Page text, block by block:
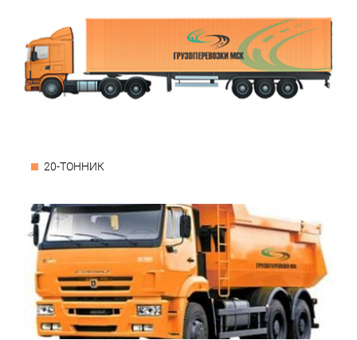
20-ТОННИК